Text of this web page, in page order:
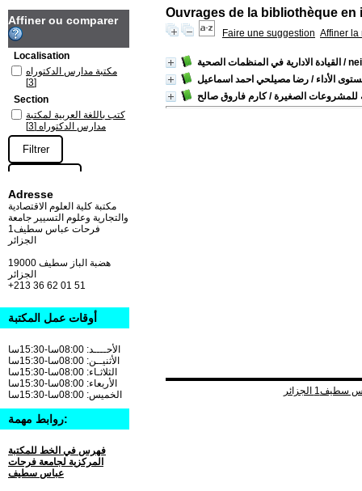
Ouvrages de la bibliothèque en
Faire une suggestion Affiner la
القيادة الادارية في المنظمات الصحية /
الأداء / رضا مصيلحي احمد اسماعيل
للمشروعات الصغيرة/ كارم فاروق صالح
Affiner ou comparer
Localisation
مكتبة مدارس الدكتوراه
[3]
Section
كتب باللغة العربية لمكتبة
مدارس الدكتوراه [3]
Adresse
مكتبة كلية العلوم الاقتصادية
والتجارية وعلوم التسيير جامعة
فرحات عباس سطيف1
الجزائر
19000 هضبة الباز سطيف
+213 36 62 01 51
أوقات عمل المكتبة
الأحــــد: 08:00سا-15:30سا
الأثنيــن: 08:00سا-15:30سا
الثلاثـاء: 08:00سا-15:30سا
الأربعاء: 08:00سا-15:30سا
الخميس: 08:00سا-15:30سا
روابط مهمة:
فهرس في الخط للمكتبة
المركزية لجامعة فرحات
عباس سطيف